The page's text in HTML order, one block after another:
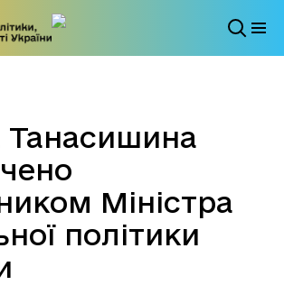
Танасишина
Міністра
політики